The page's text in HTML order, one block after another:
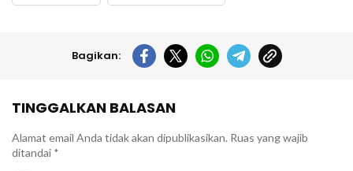
Bagikan:
TINGGALKAN BALASAN
Alamat email Anda tidak akan dipublikasikan. Ruas yang wajib
ditandai *